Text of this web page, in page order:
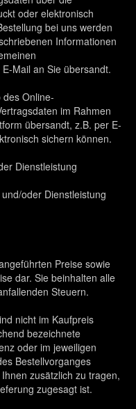
oder elektronisch
bei uns werden
Informationen
Mail an Sie übersandt.
Online-
im Rahmen
übersandt, z.B. per E-
sichern können.
Dienstleistung
oder Dienstleistung
Preise sowie
dar. Sie beinhalten alle
Steuern.
nicht im Kaufpreis
bezeichnete
oder im jeweiligen
Bestellvorganges
zusätzlich zu tragen,
zugesagt ist.